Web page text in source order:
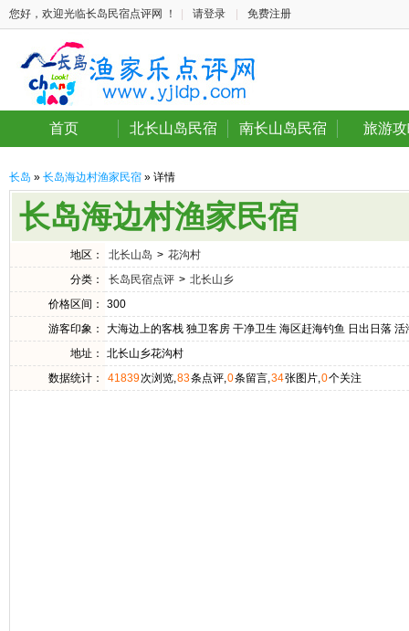
您好，欢迎光临长岛民宿点评网 ！ 请登录 免费注册
首页 北长山岛民宿 南长山岛民宿 旅游
长岛 » 长岛海边村渔家民宿 » 详情
长岛海边村渔家民宿
地区： 北长山岛 > 花沟村
分类：
长岛民宿点评 > 北长山乡
价格区间：
300
游客印象：
大海边上的客栈 独卫客房 干净卫生 海区赶海钓鱼 日出日落 活
地址：
北长山乡花沟村
数据统计：
41839次浏览,83条点评,0条留言,34张图片,0个关注